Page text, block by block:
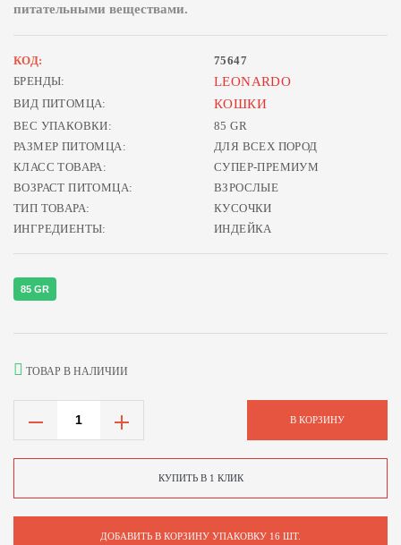
питательными веществами.
КОД:
75647
БРЕНДЫ:
LEONARDO
ВИД ПИТОМЦА: КОШКИ
ВЕС УПАКОВКИ:
85 GR
РАЗМЕР ПИТОМЦА:
ДЛЯ ВСЕХ ПОРОД
КЛАСС ТОВАРА:
СУПЕР-ПРЕМИУМ
ВОЗРАСТ ПИТОМЦА:
ВЗРОСЛЫЕ
ТИП ТОВАРА:
КУСОЧКИ
ИНГРЕДИЕНТЫ:
ИНДЕЙКА
85 GR
ТОВАР В НАЛИЧИИ
В КОРЗИНУ
КУПИТЬ В 1 КЛИК
ДОБАВИТЬ В КОРЗИНУ УПАКОВКУ 16 ШТ.